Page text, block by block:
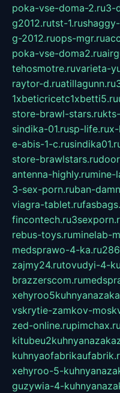
poka-vse-doma-2.ru3-
g2012.rutst-1.ru
g-2012.ruops-mgr.ru
poka-vse-doma2.ru
tehosmotre.ruvarieta-
raytor-d.ruatillagunn.ru
1xbeticricetc1xbetti5.ru
store-brawl-stars.ru
sindika-01.rusp-life.ru
e-abis-1-c.ru
store-brawlstars.ru
antenna-highly.rumine-
3-sex-porn.ruban-
viagra-tablet.ru
fincontech.ru
rebus-toys.ruminelab-
medsprawo-4-ka.ru
zajmy24.rutovudyi-4-
brazzerscom.ru
vskrytie-zamkov-
zed-online.rupimchax.ru
xehyroo-5-
guzywia-4-